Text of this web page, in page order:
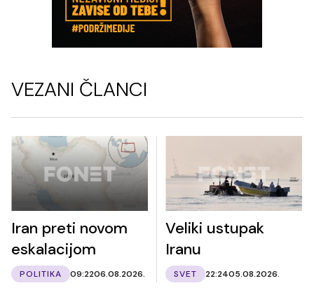
VEZANI ČLANCI
Iran preti novom
eskalacijom
POLITIKA 09:2206.08.2026.
Veliki ustupak
Iranu
SVET 22:2405.08.2026.